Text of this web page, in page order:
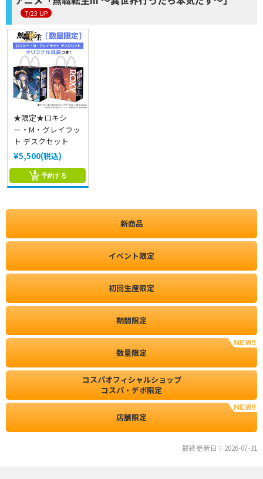
7/23 UP
★限定★ロキシ
ー・M・グレイラッ
ト デスクセット
¥5,500(税込)
予約する
新商品
イベント限定
初回生産限定
期間限定
数量限定
コスパオフィシャルショップ
コスパ・デポ限定
店舗限定
最終更新日：2026-07-31